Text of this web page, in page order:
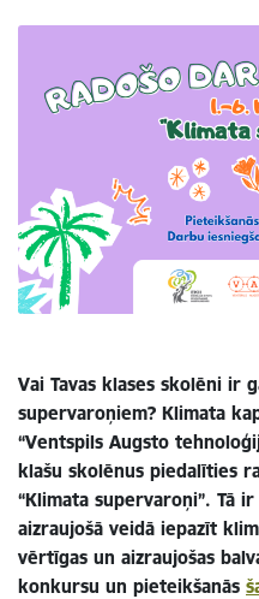
Vai Tavas klases skolēni ir
supervaroņiem? Klimata
“Ventspils Augsto
klašu skolēnus piedalīties
“Klimata supervaroņi”. Tā
aizraujošā veidā iepazīt
vērtīgas un aizraujošas
konkursu un pieteikšanās